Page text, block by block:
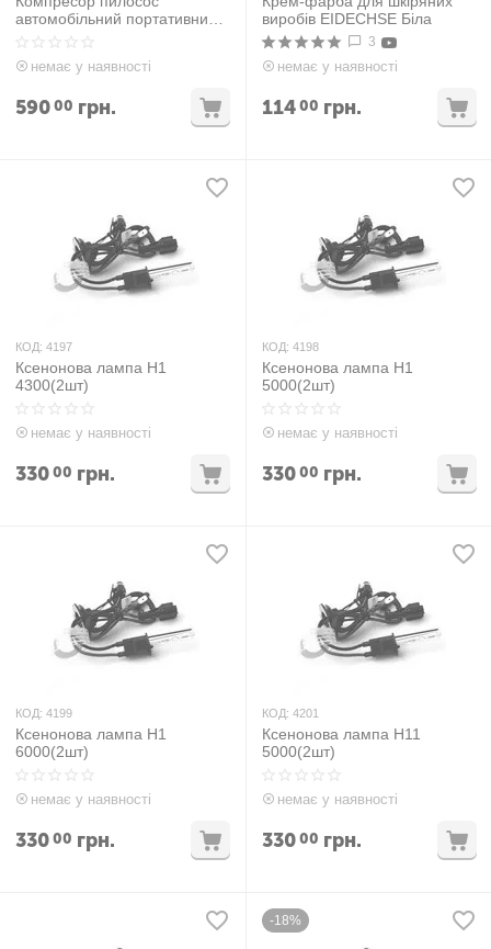
автомобільний портативний
ручний з механічним
немає у наявності
59000 грн.
виробів EIDECHSE Біла
3
немає у наявності
11400 грн.
КОД: 4197
Ксенонова лампа H1
4300(2шт)
немає у наявності
33000 грн.
КОД: 4198
Ксенонова лампа H1
5000(2шт)
немає у наявності
33000 грн.
КОД: 4199
Ксенонова лампа H1
6000(2шт)
немає у наявності
33000 грн.
КОД: 4201
Ксенонова лампа H11
5000(2шт)
немає у наявності
33000 грн.
-18%